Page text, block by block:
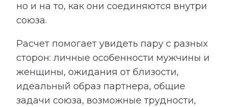
но и на то, как они соединяются внутри
союза.
Расчет помогает увидеть пару с разных
сторон: личные особенности мужчины и
женщины, ожидания от близости,
идеальный образ партнера, общие
задачи союза, возможные трудности,